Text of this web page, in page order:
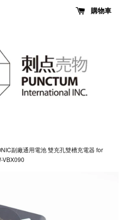
購物車
副廠通用電池 雙充孔雙槽充電器 for
VBX090